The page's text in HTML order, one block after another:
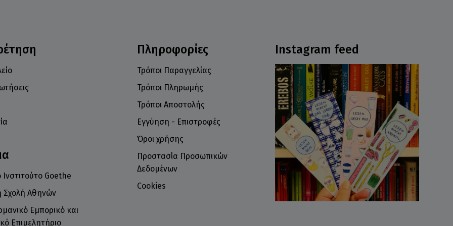
Instagram feed
Ινστιτούτο Goethe
Σχολή Αθηνών
Εμπορικό και
Επιμελητήριο
Πληροφορίες
Τρόποι Παραγγελίας
Τρόποι Πληρωμής
Τρόποι Αποστολής
Εγγύηση - Επιστροφές
Όροι χρήσης
Προστασία Προσωπικών
Δεδομένων
Cookies